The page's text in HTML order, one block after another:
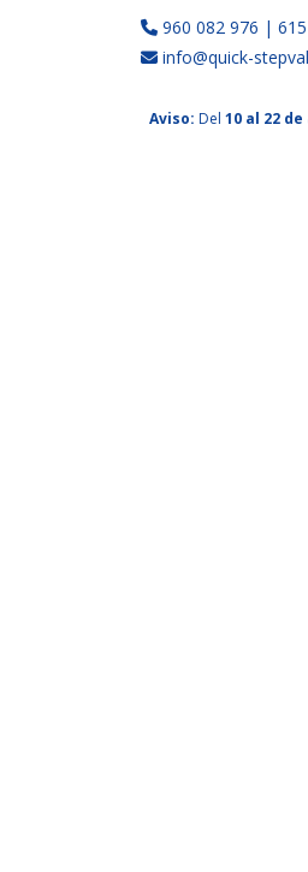
960 082 976 |
info@quick-
Aviso: Del 10 al 22